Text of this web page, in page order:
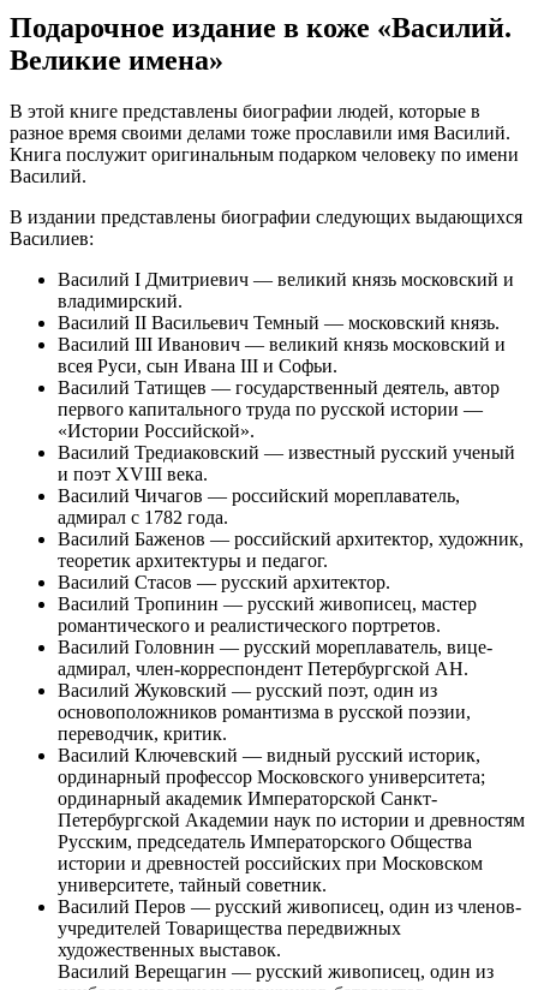
Подарочное издание в коже «Василий.
Великие имена»
В этой книге представлены биографии людей, которые в
разное время своими делами тоже прославили имя Василий.
Книга послужит оригинальным подарком человеку по имени
Василий.
В издании представлены биографии следующих выдающихся
Василиев:
Василий I Дмитриевич — великий князь московский и
владимирский.
Василий II Васильевич Темный — московский князь.
Василий III Иванович — великий князь московский и
всея Руси, сын Ивана III и Софьи.
Василий Татищев — государственный деятель, автор
первого капитального труда по русской истории —
«Истории Российской».
Василий Тредиаковский — известный русский ученый
и поэт XVIII века.
Василий Чичагов — российский мореплаватель,
адмирал с 1782 года.
Василий Баженов — российский архитектор, художник,
теоретик архитектуры и педагог.
Василий Стасов — русский архитектор.
Василий Тропинин — русский живописец, мастер
романтического и реалистического портретов.
Василий Головнин — русский мореплаватель, вице-
адмирал, член-корреспондент Петербургской АН.
Василий Жуковский — русский поэт, один из
основоположников романтизма в русской поэзии,
переводчик, критик.
Василий Ключевский — видный русский историк,
ординарный профессор Московского университета;
ординарный академик Императорской Санкт-
Петербургской Академии наук по истории и древностям
Русским, председатель Императорского Общества
истории и древностей российских при Московском
университете, тайный советник.
Василий Перов — русский живописец, один из членов-
учредителей Товарищества передвижных
художественных выставок.
Василий Верещагин — русский живописец, один из